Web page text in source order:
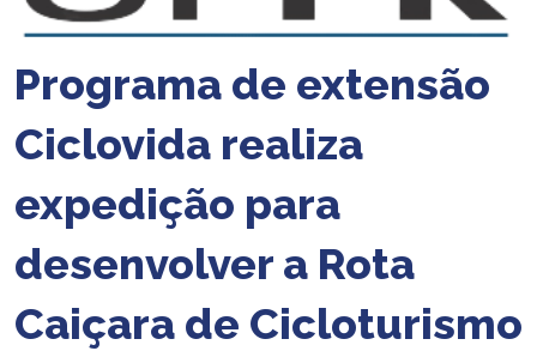
Programa de extensão
Ciclovida realiza
expedição para
desenvolver a Rota
Caiçara de Cicloturismo